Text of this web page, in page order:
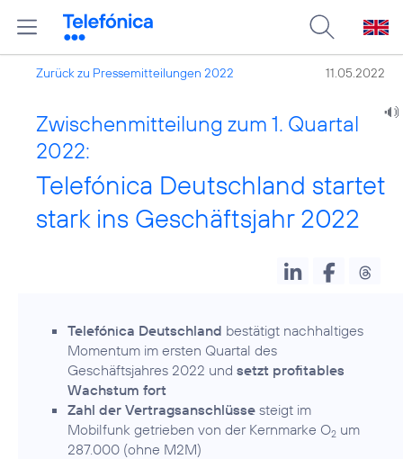
Zurück zu Pressemitteilungen 2022 11.05.2022
Zwischenmitteilung zum 1. Quartal
2022:
Telefónica Deutschland startet
stark ins Geschäftsjahr 2022
Telefónica Deutschland bestätigt nachhaltiges
Momentum im ersten Quartal des
Geschäftsjahres 2022 und setzt profitables
Wachstum fort
Zahl der Vertragsanschlüsse steigt im
Mobilfunk getrieben von der Kernmarke O2 um
287.000 (ohne M2M)